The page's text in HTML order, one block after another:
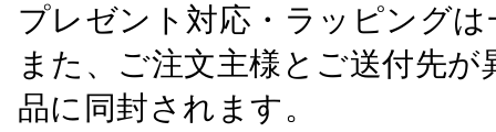
プレゼント対応・ラッピング
また、ご注文主様とご送付先
品に同封されます。